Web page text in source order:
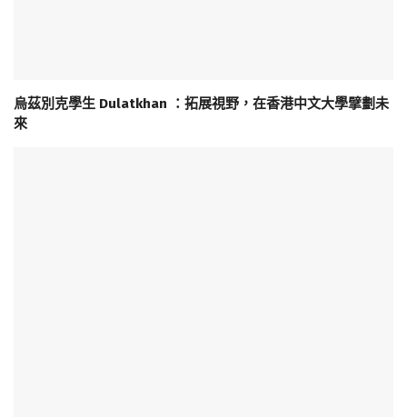
烏茲別克學生 Dulatkhan ：拓展視野，在香港中文大學擘劃未
來